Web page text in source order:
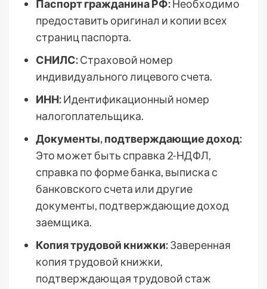
Паспорт гражданина РФ:Необходимо
предоставить оригинал и копии всех
страниц паспорта.
СНИЛС:Страховой номер
индивидуального лицевого счета.
ИНН:Идентификационный номер
налогоплательщика.
Документы, подтверждающие доход:
Это может быть справка 2-НДФЛ,
справка по форме банка, выписка с
банковского счета или другие
документы, подтверждающие доход
заемщика.
Копия трудовой книжки:Заверенная
копия трудовой книжки,
подтверждающая трудовой стаж